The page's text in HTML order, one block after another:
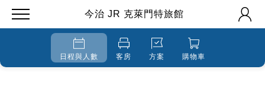
今治 JR 克萊門特旅館
日程與人數 客房 方案 購物車